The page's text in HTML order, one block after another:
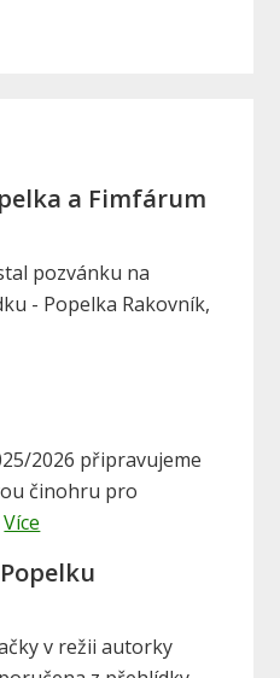
a Fimfárum
pozvánku na
- Popelka Rakovník,
2026 připravujeme
činohru pro
Více
o
tv režii autorky